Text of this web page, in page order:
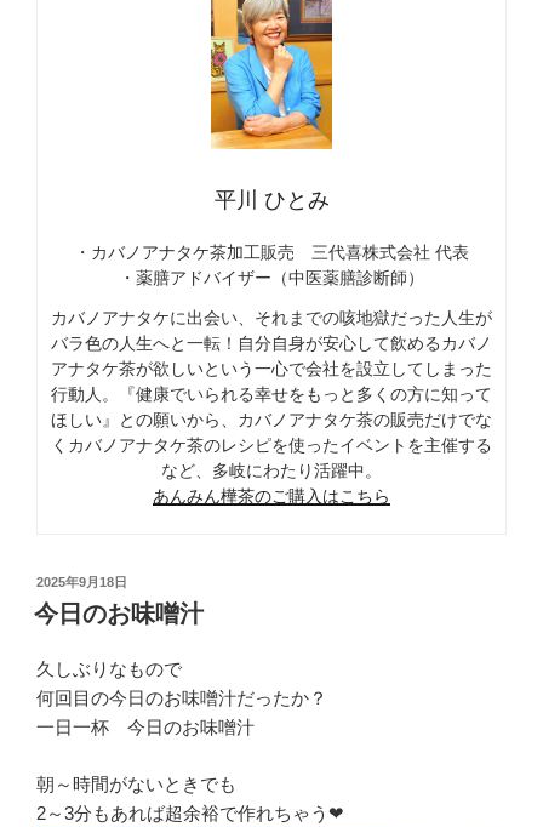
平川 ひとみ
・カバノアナタケ茶加工販売 三代喜株式会社 代表
・薬膳アドバイザー（中医薬膳診断師）
カバノアナタケに出会い、それまでの咳地獄だった人生が
バラ色の人生へと一転！自分自身が安心して飲めるカバノ
アナタケ茶が欲しいという一心で会社を設立してしまった
行動人。『健康でいられる幸せをもっと多くの方に知って
ほしい』との願いから、カバノアナタケ茶の販売だけでな
くカバノアナタケ茶のレシピを使ったイベントを主催する
など、多岐にわたり活躍中。
あんみん樺茶のご購入はこちら
投
稿
日:
2025年9月18日
今日のお味噌汁
久しぶりなもので
何回目の今日のお味噌汁だったか？
一日一杯 今日のお味噌汁
朝～時間がないときでも
2～3分もあれば超余裕で作れちゃう❤